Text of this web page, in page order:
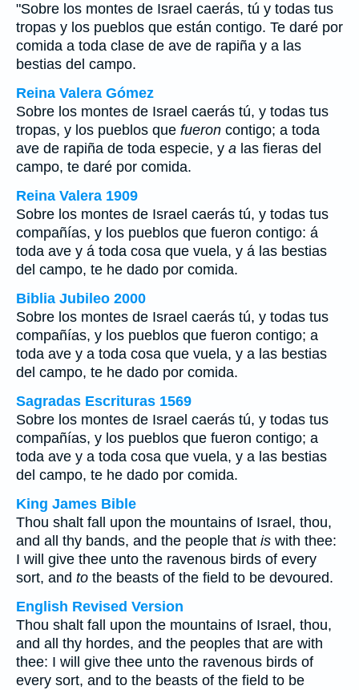
"Sobre los montes de Israel caerás, tú y todas tus
tropas y los pueblos que están contigo. Te daré por
comida a toda clase de ave de rapiña y a las
bestias del campo.
Reina Valera Gómez
Sobre los montes de Israel caerás tú, y todas tus
tropas, y los pueblos que fueron contigo; a toda
ave de rapiña de toda especie, y a las fieras del
campo, te daré por comida.
Reina Valera 1909
Sobre los montes de Israel caerás tú, y todas tus
compañías, y los pueblos que fueron contigo: á
toda ave y á toda cosa que vuela, y á las bestias
del campo, te he dado por comida.
Biblia Jubileo 2000
Sobre los montes de Israel caerás tú, y todas tus
compañías, y los pueblos que fueron contigo; a
toda ave y a toda cosa que vuela, y a las bestias
del campo, te he dado por comida.
Sagradas Escrituras 1569
Sobre los montes de Israel caerás tú, y todas tus
compañías, y los pueblos que fueron contigo; a
toda ave y a toda cosa que vuela, y a las bestias
del campo, te he dado por comida.
King James Bible
Thou shalt fall upon the mountains of Israel, thou,
and all thy bands, and the people that is with thee:
I will give thee unto the ravenous birds of every
sort, and to the beasts of the field to be devoured.
English Revised Version
Thou shalt fall upon the mountains of Israel, thou,
and all thy hordes, and the peoples that are with
thee: I will give thee unto the ravenous birds of
every sort, and to the beasts of the field to be